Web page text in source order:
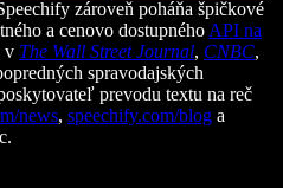
zároveň poháňa špičkové
a cenovo dostupného API na
v The Wall Street Journal, CNBC,
spravodajských
prevodu textu na reč
news, speechify.com/blog a